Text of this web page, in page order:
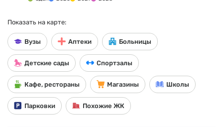
Показать на карте:
Вузы Аптеки Больницы
Детские сады Спортзалы
Кафе, рестораны Магазины Школы
Парковки Похожие ЖК